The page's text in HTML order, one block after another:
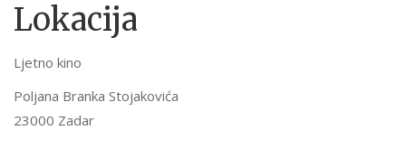
Lokacija
Ljetno kino
Poljana Branka Stojakovića
23000 Zadar